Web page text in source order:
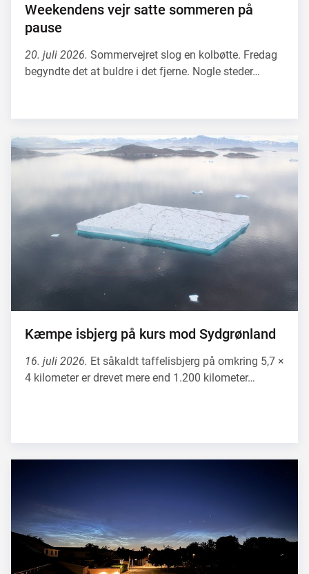
Weekendens vejr satte sommeren på
pause
20. juli 2026. Sommervejret slog en kolbøtte. Fredag
begyndte det at buldre i det fjerne. Nogle steder…
Kæmpe isbjerg på kurs mod Sydgrønland
16. juli 2026. Et såkaldt taffelisbjerg på omkring 5,7 ×
4 kilometer er drevet mere end 1.200 kilometer…